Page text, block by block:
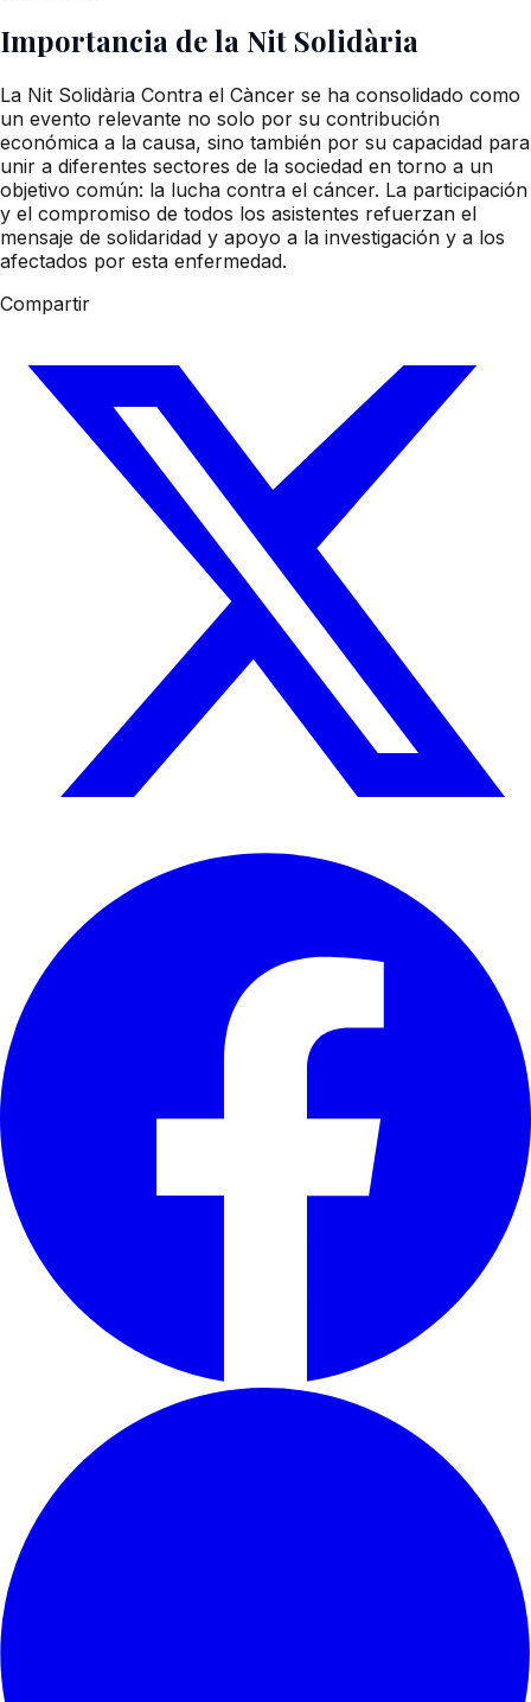
Importancia de la Nit Solidària
La Nit Solidària Contra el Càncer se ha consolidado como
un evento relevante no solo por su contribución
económica a la causa, sino también por su capacidad para
unir a diferentes sectores de la sociedad en torno a un
objetivo común: la lucha contra el cáncer. La participación
y el compromiso de todos los asistentes refuerzan el
mensaje de solidaridad y apoyo a la investigación y a los
afectados por esta enfermedad.
Compartir